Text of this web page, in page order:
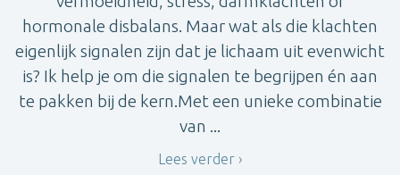
hormonale disbalans. Maar wat als die klachten
eigenlijk signalen zijn dat je lichaam uit evenwicht
is? Ik help je om die signalen te begrijpen én aan
te pakken bij de kern.Met een unieke combinatie
van ...
Lees verder